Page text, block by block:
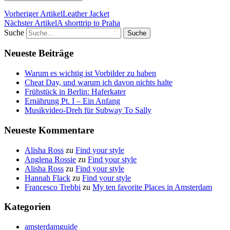
Vorheriger ArtikelLeather Jacket
Nächster ArtikelA shorttrip to Praha
Suche
Neueste Beiträge
Warum es wichtig ist Vorbilder zu haben
Cheat Day, und warum ich davon nichts halte
Frühstück in Berlin: Haferkater
Ernährung Pt. I – Ein Anfang
Musikvideo-Dreh für Subway To Sally
Neueste Kommentare
Alisha Ross zu Find your style
Anglena Rossie zu Find your style
Alisha Ross zu Find your style
Hannah Flack zu Find your style
Francesco Trebbi zu My ten favorite Places in Amsterdam
Kategorien
amsterdamguide